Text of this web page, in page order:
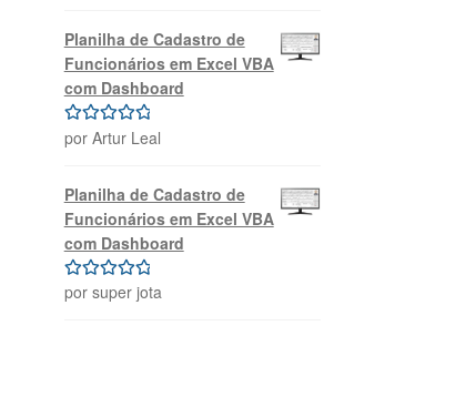
Planilha de Cadastro de
Funcionários em Excel VBA
com Dashboard
Avaliação 5
por Artur Leal
Planilha de Cadastro de
Funcionários em Excel VBA
com Dashboard
Avaliação5
por super jota